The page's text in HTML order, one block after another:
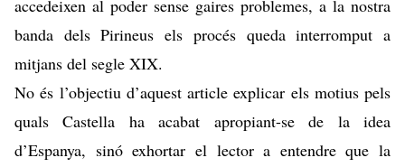
accedeixen al poder sense gaires problemes, a la nostra
banda dels Pirineus els procés queda interromput a
mitjans del segle XIX.
No és l’objectiu d’aquest article explicar els motius pels
quals Castella ha acabat apropiant-se de la idea
d’Espanya, sinó exhortar el lector a entendre que la